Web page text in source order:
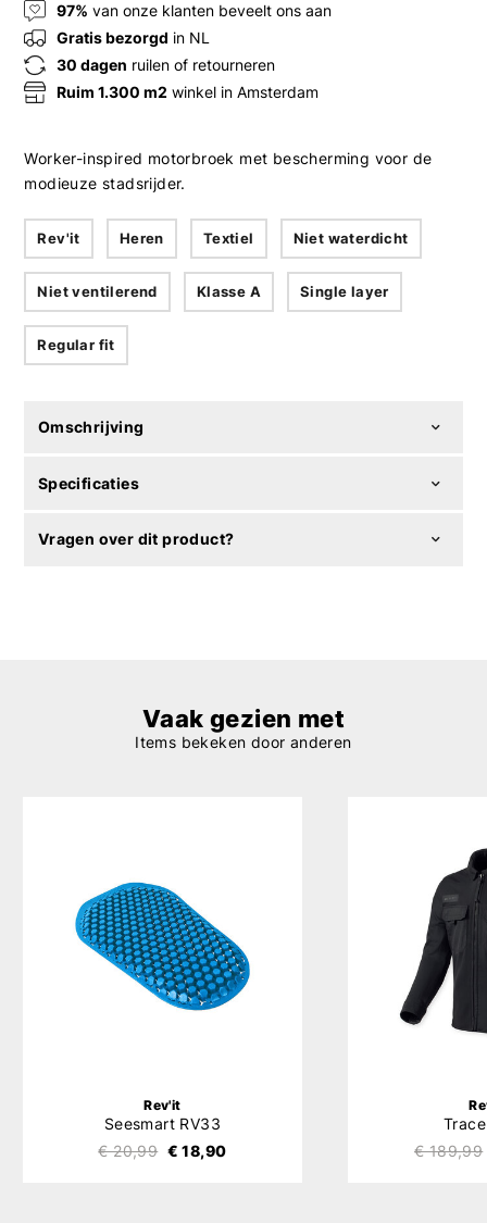
97% van onze klanten beveelt ons aan
Gratis bezorgd in NL
30 dagen ruilen of retourneren
Ruim 1.300 m2 winkel in Amsterdam
Worker-inspired motorbroek met bescherming voor de
modieuze stadsrijder.
Rev'it Heren Textiel Niet waterdicht
Niet ventilerend Klasse A Single layer
Regular fit
Omschrijving
Specificaties
Vragen over dit product?
Vaak gezien met
Items bekeken door anderen
Rev'it
Seesmart RV33
€ 20,99 € 18,90
€ 189,99